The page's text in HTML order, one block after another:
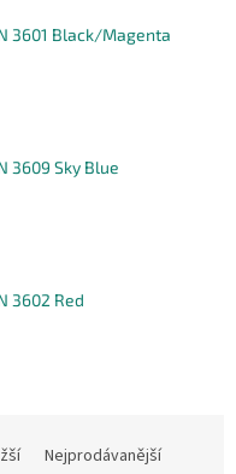
3601 Black/Magenta
3609 Sky Blue
3602 Red
Nejprodávanější